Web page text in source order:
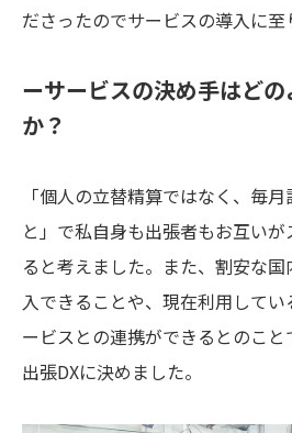
ださったのでサービスの導入に至
ーサービスの決め手はど
か？
「個人の立替精算ではなく、毎
と」で私自身も出張者もお互い
ると考えました。また、割安な
入できることや、現在利用して
ービスとの連携ができるとのこ
出張DXに決めました。